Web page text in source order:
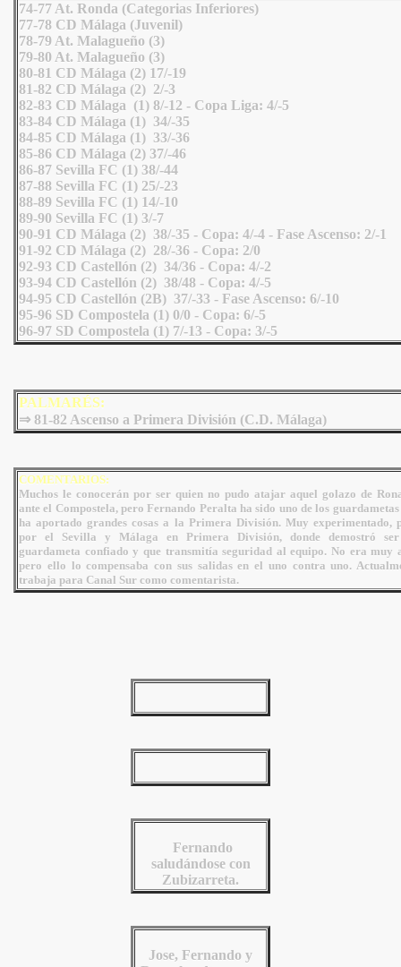
74-77 At. Ronda (Categorias Inferiores)
77-78 CD Málaga (Juvenil)
78-79 At. Malagueño (3)
79-80 At. Malagueño (3)
80-81 CD Málaga (2) 17/-19
81-82 CD Málaga (2) 2/-3
82-83 CD Málaga (1) 8/-12 - Copa Liga: 4/-5
83-84 CD Málaga (1) 34/-35
84-85 CD Málaga (1) 33/-36
85-86 CD Málaga (2) 37/-46
86-87 Sevilla FC (1) 38/-44
87-88 Sevilla FC (1) 25/-23
88-89 Sevilla FC (1) 14/-10
89-90 Sevilla FC (1) 3/-7
90-91 CD Málaga (2) 38/-35 - Copa: 4/-4 - Fase Ascenso: 2/-1
91-92 CD Málaga (2) 28/-36 - Copa: 2/0
92-93 CD Castellón (2) 34/36 - Copa: 4/-2
93-94 CD Castellón (2) 38/48 - Copa: 4/-5
94-95 CD Castellón (2B) 37/-33 - Fase Ascenso: 6/-10
95-96 SD Compostela (1) 0/0 - Copa: 6/-5
96-97 SD Compostela (1) 7/-13 - Copa: 3/-5
PALMARÉS:
⇒ 81-82 Ascenso a Primera División (C.D. Málaga)
COMENTARIOS:
Muchos le conocerán por ser quien no pudo atajar aquel golazo de
ante el Compostela, pero Fernando Peralta ha sido uno de los guardametas
ha aportado grandes cosas a la Primera División. Muy experimentado,
por el Sevilla y Málaga en Primera División, donde demostró
guardameta confiado y que transmitía seguridad al equipo. No era muy
pero ello lo compensaba con sus salidas en el uno contra uno.
trabaja para Canal Sur como comentarista.
Fernando
saludándose con
Zubizarreta.
Jose, Fernando y